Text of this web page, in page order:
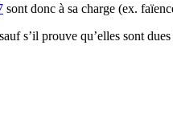
sont donc à sa charge (ex.
s’il prouve qu’elles sont dues